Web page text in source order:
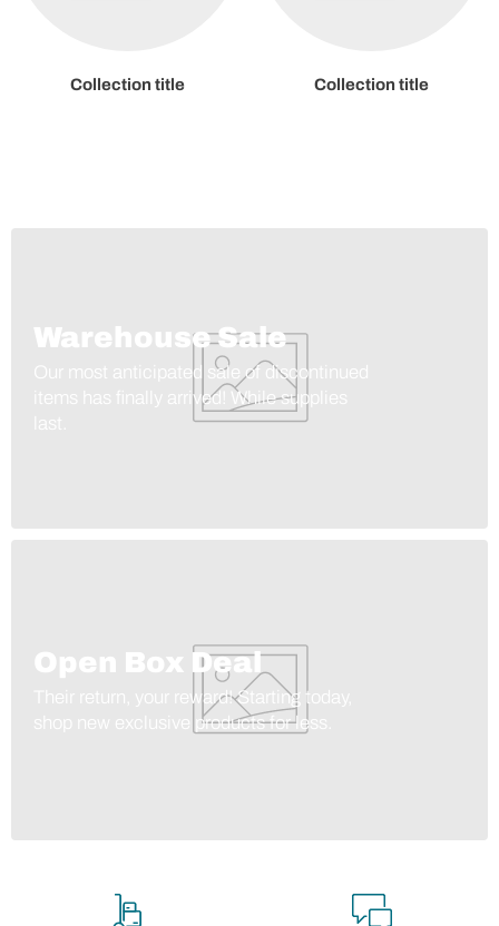
Collection title Collection title
Warehouse Sale
Our most anticipated sale of discontinued
items has finally arrived! While supplies
Open Box Deal
Their return, your reward! Starting today,
shop new exclusive products for less.